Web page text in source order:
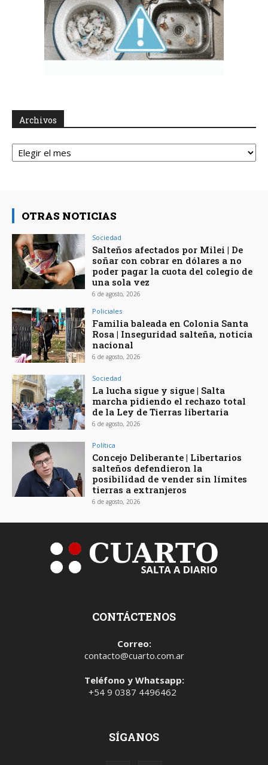
Archivos
Archivos
OTRAS NOTICIAS
Sociedad
Salteños afectados por Milei | De
soñar con cobrar en dólares a no
poder pagar la cuota del colegio de
una sola vez
6 de agosto, 2026
Policiales
Familia baleada en Colonia Santa
Rosa | Inseguridad salteña, noticia
nacional
6 de agosto, 2026
Sociedad
La lucha sigue y sigue | Salta
marcha pidiendo el rechazo total
de la Ley de Tierras libertaria
6 de agosto, 2026
Política
Concejo Deliberante | Libertarios
salteños defendieron la
posibilidad de vender sin límites
tierras a extranjeros
6 de agosto, 2026
CONTÁCTENOS
Correo:
contacto@cuarto.com.ar
Teléfono y Whatsapp:
+54 9 0387 4496462
SÍGANOS